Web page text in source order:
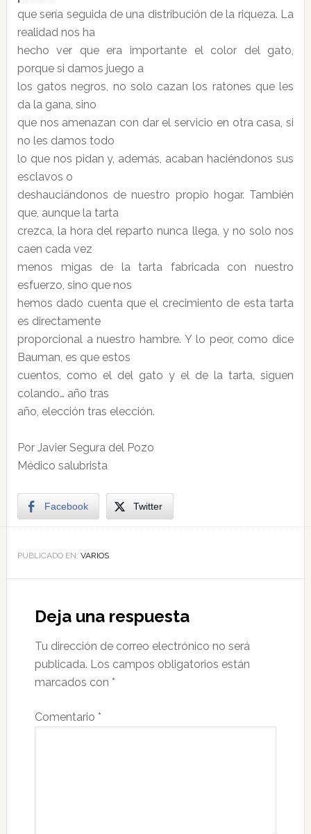
que sería seguida de una distribución de la riqueza. La
realidad nos ha
hecho ver que era importante el color del gato,
porque si damos juego a
los gatos negros, no solo cazan los ratones que les
da la gana, sino
que nos amenazan con dar el servicio en otra casa, si
no les damos todo
lo que nos pidan y, además, acaban haciéndonos sus
esclavos o
deshauciándonos de nuestro propio hogar. También
que, aunque la tarta
crezca, la hora del reparto nunca llega, y no solo nos
caen cada vez
menos migas de la tarta fabricada con nuestro
esfuerzo, sino que nos
hemos dado cuenta que el crecimiento de esta tarta
es directamente
proporcional a nuestro hambre. Y lo peor, como dice
Bauman, es que estos
cuentos, como el del gato y el de la tarta, siguen
colando… año tras
año, elección tras elección.
Por Javier Segura del Pozo
Médico salubrista
Facebook Twitter
PUBLICADO EN: VARIOS
Deja una respuesta
Tu dirección de correo electrónico no será
publicada. Los campos obligatorios están
marcados con *
Comentario *